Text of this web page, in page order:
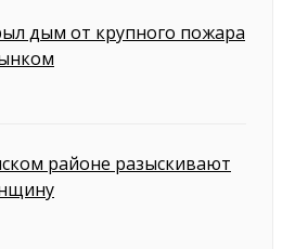
дым от крупного пожара
районе разыскивают